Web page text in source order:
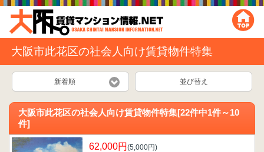
大阪市此花区の社会人向け賃貸物件特集
新着順 並び替え
大阪市此花区の社会人向け賃貸物件特集[22件中1件～10
件]
62,000円 (5,000円)